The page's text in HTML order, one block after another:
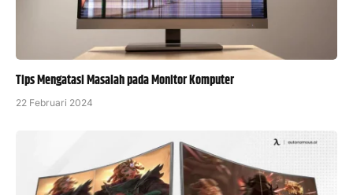
Tips Mengatasi Masalah pada Monitor Komputer
22 Februari 2024